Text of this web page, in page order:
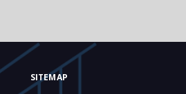
SITEMAP